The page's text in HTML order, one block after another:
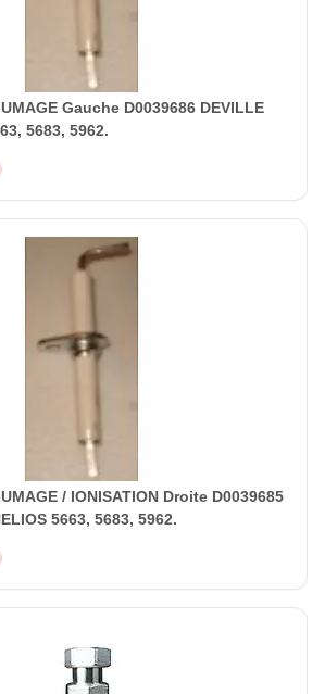
Gauche D0039686 DEVILLE
5683, 5962.
/ IONISATION Droite D0039685
5663, 5683, 5962.